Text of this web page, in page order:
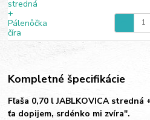
Kompletné špecifikácie
Fľaša 0,70 l JABLKOVICA
ťa dopijem, srdénko mi zvíra".